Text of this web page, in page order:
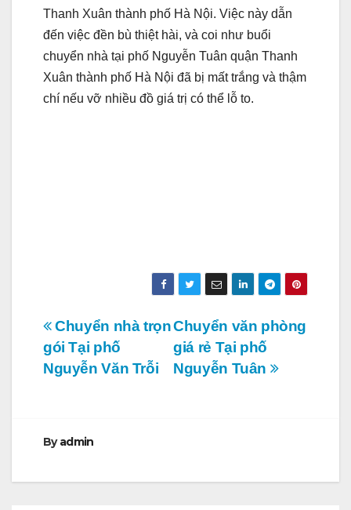
Thanh Xuân thành phố Hà Nội. Việc này dẫn
đến việc đền bù thiệt hài, và coi như buổi
chuyển nhà tại phố Nguyễn Tuân quận Thanh
Xuân thành phố Hà Nội đã bị mất trắng và thậm
chí nếu vỡ nhiều đồ giá trị có thể lỗ to.
Điều
hướng
viết
Chuyển văn phòng
giá rẻ Tại phố
Nguyễn Tuân
Chuyển nhà trọn
gói Tại phố
Nguyễn Văn Trỗi
Byadmin